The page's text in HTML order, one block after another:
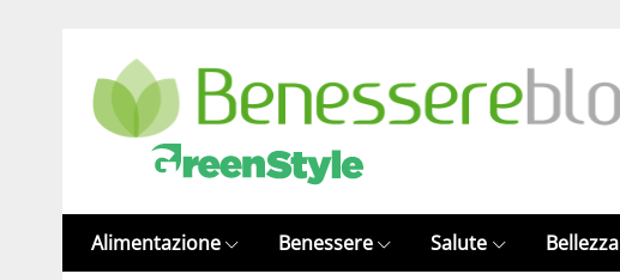
Alimentazione Benessere Salute Bellezza